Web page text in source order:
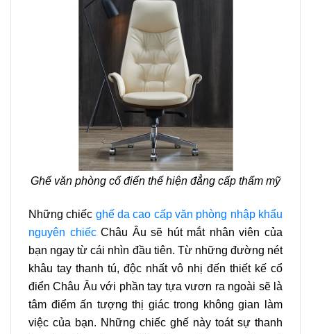
Ghế văn phòng cổ điển thể hiện đẳng cấp thẩm mỹ
Những chiếc ghế da cao cấp văn phòng nhập khẩu
nguyên chiếcChâu Âu sẽ hút mắt nhân viên của
bạn ngay từ cái nhìn đầu tiên. Từ những đường nét
khâu tay thanh tú, độc nhất vô nhị đến thiết kế cổ
điển Châu Âu với phần tay tựa vươn ra ngoài sẽ là
tâm điểm ấn tượng thị giác trong không gian làm
việc của bạn. Những chiếc ghế này toát sự thanh